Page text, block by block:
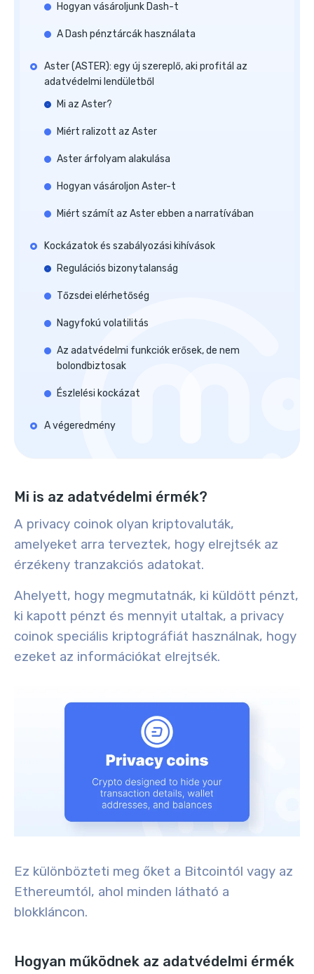
Hogyan vásároljunk Dash-t
A Dash pénztárcák használata
Aster (ASTER): egy új szereplő, aki profitál az
adatvédelmi lendületből
Mi az Aster?
Miért ralizott az Aster
Aster árfolyam alakulása
Hogyan vásároljon Aster-t
Miért számít az Aster ebben a narratívában
Kockázatok és szabályozási kihívások
Regulációs bizonytalanság
Tőzsdei elérhetőség
Nagyfokú volatilitás
Az adatvédelmi funkciók erősek, de nem
bolondbiztosak
Észlelési kockázat
A végeredmény
Mi is az adatvédelmi érmék?
A privacy coinok olyan kriptovaluták,
amelyeket arra terveztek, hogy elrejtsék az
érzékeny tranzakciós adatokat.
Ahelyett, hogy megmutatnák, ki küldött pénzt,
ki kapott pénzt és mennyit utaltak, a privacy
coinok speciális kriptográfiát használnak, hogy
ezeket az információkat elrejtsék.
Ez különbözteti meg őket a Bitcointól vagy az
Ethereumtól, ahol minden látható a
blokkláncon.
Hogyan működnek az adatvédelmi érmék